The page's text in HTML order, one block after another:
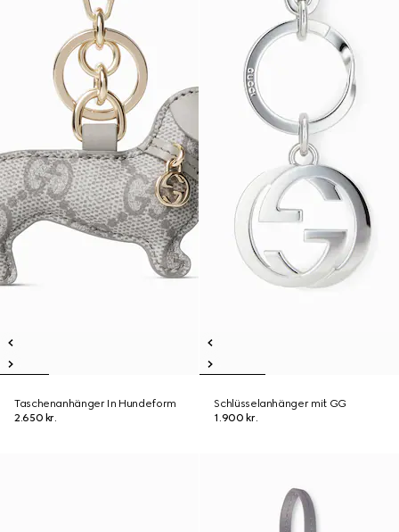
Taschenanhänger In Hundeform
2.650 kr.
Schlüsselanhänger mit GG
1.900 kr.